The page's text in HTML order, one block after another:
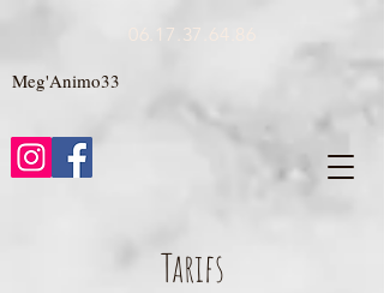
06.17.37.64.86
Meg'Animo33
Tarifs